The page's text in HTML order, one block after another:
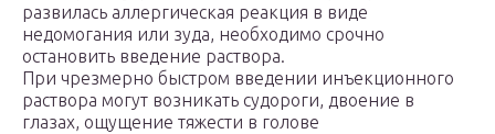
развилась аллергическая реакция в виде
недомогания или зуда, необходимо срочно
остановить введение раствора.
При чрезмерно быстром введении инъекционного
раствора могут возникать судороги, двоение в
глазах, ощущение тяжести в голове